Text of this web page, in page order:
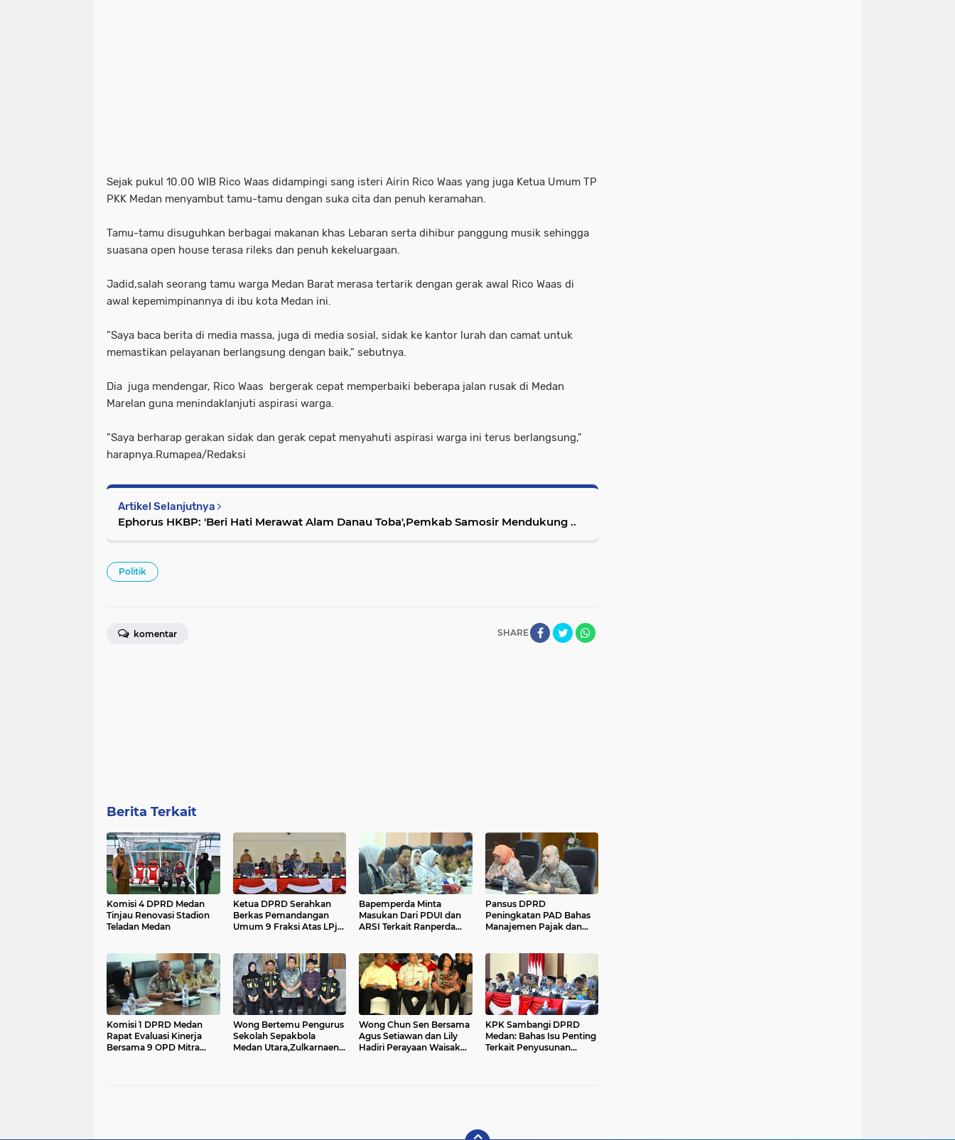
Sejak pukul 10.00 WIB Rico Waas didampingi sang isteri Airin Rico Waas yang juga Ketua Umum TP
PKK Medan menyambut tamu-tamu dengan suka cita dan penuh keramahan.
Tamu-tamu disuguhkan berbagai makanan khas Lebaran serta dihibur panggung musik sehingga
suasana open house terasa rileks dan penuh kekeluargaan.
Jadid,salah seorang tamu warga Medan Barat merasa tertarik dengan gerak awal Rico Waas di
awal kepemimpinannya di ibu kota Medan ini.
"Saya baca berita di media massa, juga di media sosial, sidak ke kantor lurah dan camat untuk
memastikan pelayanan berlangsung dengan baik," sebutnya.
Dia juga mendengar, Rico Waas bergerak cepat memperbaiki beberapa jalan rusak di Medan
Marelan guna menindaklanjuti aspirasi warga.
"Saya berharap gerakan sidak dan gerak cepat menyahuti aspirasi warga ini terus berlangsung,"
harapnya.Rumapea/Redaksi
Artikel Selanjutnya
Ephorus HKBP: 'Beri Hati Merawat Alam Danau Toba',Pemkab Samosir Mendukung ..
Politik
SHARE
komentar
Berita Terkait
Komisi 4 DPRD Medan
Tinjau Renovasi Stadion
Teladan Medan
Ketua DPRD Serahkan
Berkas Pemandangan
Umum 9 Fraksi Atas LPj
Bapemperda Minta
Masukan Dari PDUI dan
ARSI Terkait Ranperda
Pansus DPRD
Peningkatan PAD Bahas
Manajemen Pajak dan
Komisi 1 DPRD Medan
Rapat Evaluasi Kinerja
Bersama 9 OPD Mitra
Wong Bertemu Pengurus
Sekolah Sepakbola
Medan Utara,Zulkarnaen
Wong Chun Sen Bersama
Agus Setiawan dan Lily
Hadiri Perayaan Waisak
KPK Sambangi DPRD
Medan: Bahas Isu Penting
Terkait Penyusunan